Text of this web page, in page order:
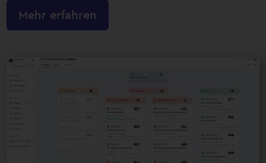
Mehr erfahren